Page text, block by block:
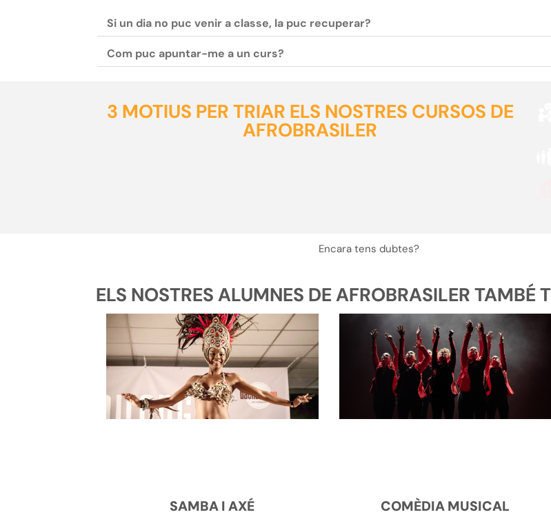
Si un dia no puc venir a classe, la puc recuperar?
Com puc apuntar-me a un curs?
3 MOTIUS PER TRIAR ELS NOSTRES CURSOS DE
AFROBRASILER
Encara tens dubtes?
ELS NOSTRES ALUMNES DE AFROBRASILER TAMBÉ
SAMBA I AXÉ COMÈDIA MUSICAL